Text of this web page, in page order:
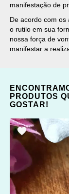
manifestação de
De acordo com os
o rutilo em sua
nossa força de
manifestar a
PRODUTOS
GOSTAR!
ADICIONAR
FAVORITOS